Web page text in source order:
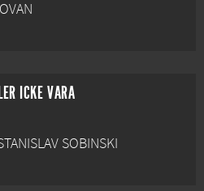
ICKE VARA
SOBINSKI